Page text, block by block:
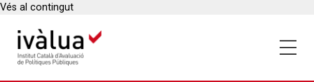
Vés al contingut